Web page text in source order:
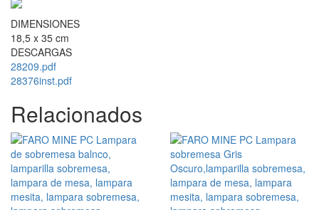
DIMENSIONES
18,5 x 35 cm
DESCARGAS
28209.pdf
28376inst.pdf
Relacionados